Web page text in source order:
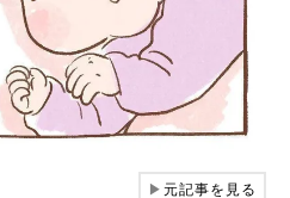
▶元記事を見る